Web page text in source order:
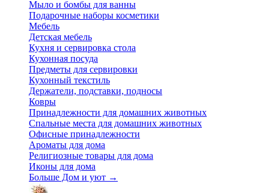
Мыло и бомбы для ванны
Подарочные наборы косметики
Мебель
Детская мебель
Кухня и сервировка стола
Кухонная посуда
Предметы для сервировки
Кухонный текстиль
Держатели, подставки, подносы
Ковры
Принадлежности для домашних животных
Спальные места для домашних животных
Офисные принадлежности
Ароматы для дома
Религиозные товары для дома
Иконы для дома
Больше Дом и уют →